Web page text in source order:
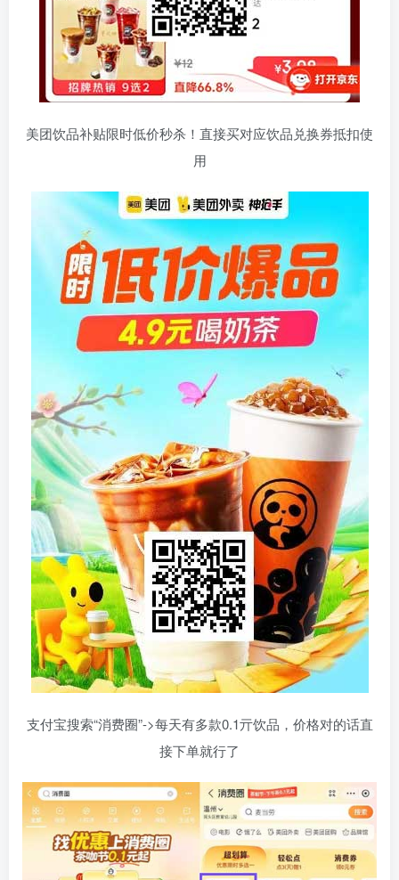
美团饮品补贴限时低价秒杀！直接买对应饮品兑换券抵扣使
用
支付宝搜索“消费圈”->每天有多款0.1亓饮品，价格对的话直
接下单就行了